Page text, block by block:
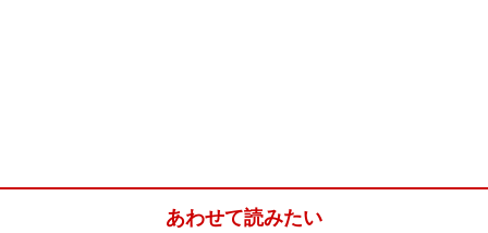
あわせて読みたい